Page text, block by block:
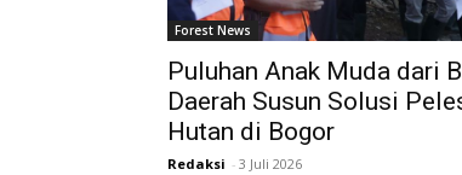
Forest News
Puluhan Anak Muda dari
Daerah Susun Solusi
Hutan di Bogor
Redaksi - 3 Juli 2026